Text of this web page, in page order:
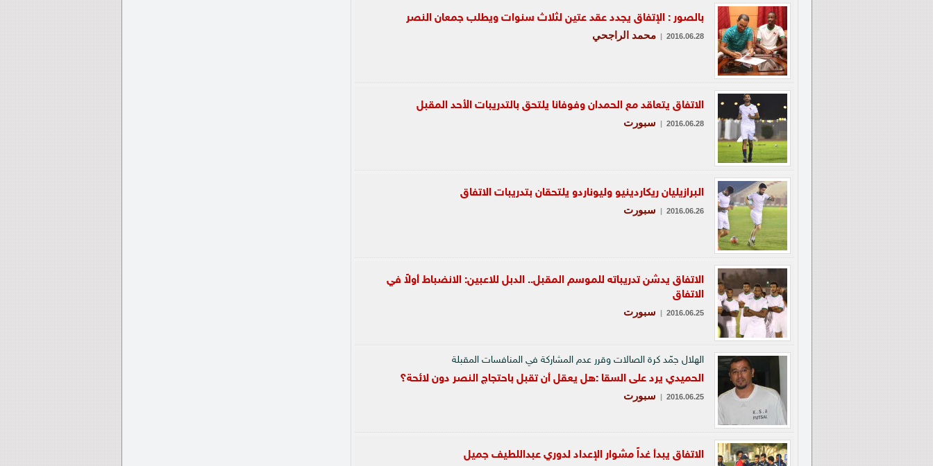
بالصور : الإتفاق يجدد عقد عتين لثلاث سنوات ويطلب جمعان النصر
2016.06.28
| محمد الراجحي
الاتفاق يتعاقد مع الحمدان وفوفانا يلتحق بالتدريبات الأحد المقبل
2016.06.28
| سبورت
البرازيليان ريكاردينيو وليوناردو يلتحقان بتدريبات الاتفاق
2016.06.26
| سبورت
الاتفاق يدشن تدريباته للموسم المقبل.. الدبل للاعبين: الانضباط أولاً في
الاتفاق
2016.06.25
| سبورت
الهلال جمّد كرة الصالات وقرر عدم المشاركة في المنافسات المقبلة
الحميدي يرد على السقا :هل يعقل أن تقبل باحتجاج النصر دون لائحة؟
2016.06.25
| سبورت
الاتفاق يبدأ غداً مشوار الإعداد لدوري عبداللطيف جميل